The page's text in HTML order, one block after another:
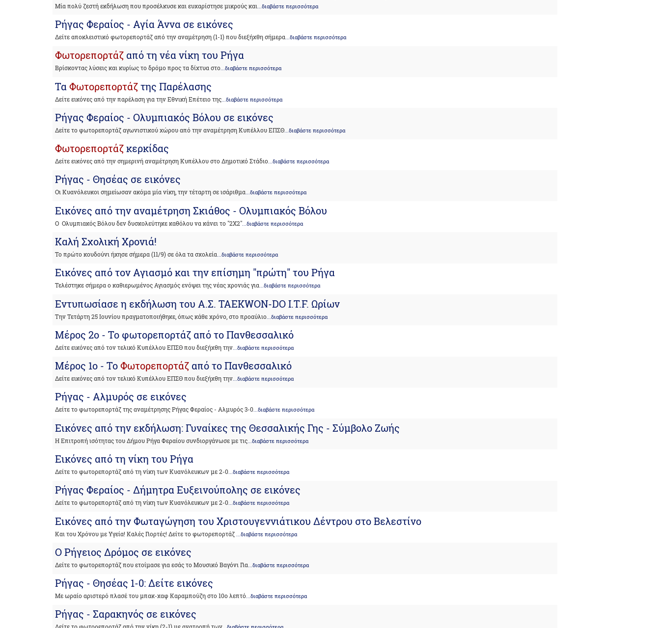
Μία πολύ ζεστή εκδήλωση που προσέλκυσε και ευχαρίστησε μικρούς και ...διαβάστε περισσότερα
Ρήγας Φεραίος - Αγία Άννα σε εικόνες
Δείτε αποκλειστικό φωτορεπορτάζ από την αναμέτρηση (1-1) που διεξήχθη σήμερα...διαβάστε περισσότερα
Φωτορεπορτάζ από τη νέα νίκη του Ρήγα
Βρίσκοντας λύσεις και κυρίως το δρόμο προς τα δίχτυα στο...διαβάστε περισσότερα
ΤαΦωτορεπορτάζτης Παρέλασης
Δείτε εικόνες από την παρέλαση για την Εθνική Επέτειο της ...διαβάστε περισσότερα
Ρήγας Φεραίος - Ολυμπιακός Βόλου σε εικόνες
Δείτε το φωτορεπορτάζ αγωνιστικού χώρου από την αναμέτρηση Κυπέλλου ΕΠΣΘ...διαβάστε περισσότερα
Φωτορεπορτάζκερκίδας
Δείτε εικόνες από την σημερινή αναμέτρηση Κυπέλλου στο Δημοτικό Στάδιο...διαβάστε περισσότερα
Ρήγας - Θησέας σε εικόνες
Οι Κυανόλευκοι σημείωσαν ακόμα μία νίκη, την τέταρτη σε ισάριθμα...διαβάστε περισσότερα
Εικόνες από την αναμέτρηση Σκιάθος - Ολυμπιακός Βόλου
O Ολυμπιακός Βόλου δεν δυσκολεύτηκε καθόλου να κάνει το "2Χ2" ...διαβάστε περισσότερα
Καλή Σχολική Χρονιά!
Το πρώτο κουδούνι ήχησε σήμερα (11/9) σε όλα τα σχολεία...διαβάστε περισσότερα
Εικόνες από τον Αγιασμό και την επίσημη "πρώτη" του Ρήγα
Τελέστηκε σήμερα ο καθιερωμένος Αγιασμός ενόψει της νέας χρονιάς για...διαβάστε περισσότερα
Εντυπωσίασε η εκδήλωση του Α.Σ. TAEKWON-DO I.T.F. Ωρίων
Την Τετάρτη 25 Ιουνίου πραγματοποιήθηκε, όπως κάθε χρόνο, στο προαύλιο ...διαβάστε περισσότερα
Μέρος 2ο - Το φωτορεπορτάζ από το Πανθεσσαλικό
Δείτε εικόνες από τον τελικό Κυπέλλου ΕΠΣΘ που διεξήχθη την...διαβάστε περισσότερα
Μέρος 1ο - ΤοΦωτορεπορτάζ από το Πανθεσσαλικό
Δείτε εικόνες από τον τελικό Κυπέλλου ΕΠΣΘ που διεξήχθη την...διαβάστε περισσότερα
Ρήγας - Αλμυρός σε εικόνες
Δείτε το φωτορεπορτάζ της αναμέτρησης Ρήγας Φεραίος - Αλμυρός 3-0...διαβάστε περισσότερα
Εικόνες από την εκδήλωση: Γυναίκες της Θεσσαλικής Γης - Σύμβολο Ζωής
Η Επιτροπή ισότητας του Δήμου Ρήγα Φεραίου συνδιοργάνωσε με τις ...διαβάστε περισσότερα
Εικόνες από τη νίκη του Ρήγα
Δείτε το φωτορεπορτάζ από τη νίκη των Κυανόλευκων με 2-0...διαβάστε περισσότερα
Ρήγας Φεραίος - Δήμητρα Ευξεινούπολης σε εικόνες
Δείτε το φωτορεπορτάζ από τη νίκη των Κυανόλευκων με 2-0...διαβάστε περισσότερα
Εικόνες από την Φωταγώγηση του Χριστουγεννιάτικου Δέντρου στο Βελεστίνο
Και του Χρόνου με Υγεία! Καλές Γιορτές! Δείτε το φωτορεπορτάζ ...διαβάστε περισσότερα
Ο Ρήγειος Δρόμος σε εικόνες
Δείτε το φωτορεπορτάζ που ετοίμασε για εσάς το Μουσικό Βαγόνι Για...διαβάστε περισσότερα
Ρήγας - Θησέας 1-0: Δείτε εικόνες
Με ωραίο αριστερό πλασέ του μπακ-χαφ Καραμπούζη στο 10ο λεπτό...διαβάστε περισσότερα
Ρήγας - Σαρακηνός σε εικόνες